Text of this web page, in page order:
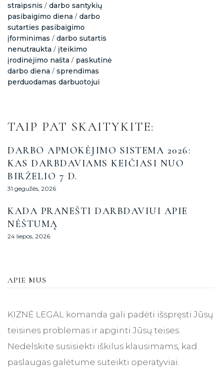
straipsnis / darbo santykių
pasibaigimo diena / darbo
sutarties pasibaigimo
įforminimas / darbo sutartis
nenutraukta / įteikimo
įrodinėjimo našta / paskutinė
darbo diena / sprendimas
perduodamas darbuotojui
TAIP PAT SKAITYKITE:
DARBO APMOKĖJIMO SISTEMA 2026:
KAS DARBDAVIAMS KEIČIASI NUO
BIRŽELIO 7 D.
31 gegužės, 2026
KADA PRANEŠTI DARBDAVIUI APIE
NĖŠTUMĄ
24 liepos, 2026
APIE MUS
KIZNĖ LEGAL komanda gali padėti išspręsti Jūsų
teisines problemas ir apginti Jūsų teises.
Nedelskite susisiekti iškilus klausimams, kad
paslaugas galėtume suteikti operatyviai.